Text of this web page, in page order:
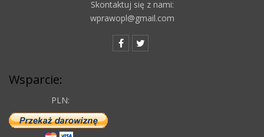
Skontaktuj się z nami:
wprawopl@gmail.com
Wsparcie:
PLN: